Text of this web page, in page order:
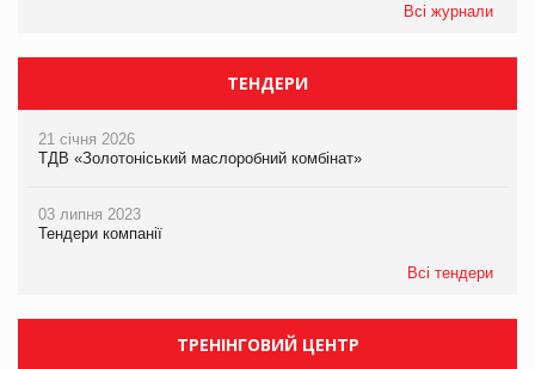
Всі журнали
ТЕНДЕРИ
21 січня 2026
ТДВ «Золотоніський маслоробний комбінат»
03 липня 2023
Тендери компанії
Всі тендери
ТРЕНІНГОВИЙ ЦЕНТР